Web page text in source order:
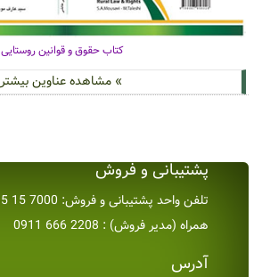
کتاب حقوق و قوانین روستایی
» مشاهده عناوین بیشتر
پشتیبانی و فروش
تلفن واحد پشتیبانی و فروش: 7000 15 35 011 داخلی 3
همراه (مدیر فروش) : 2208 666 0911
آدرس